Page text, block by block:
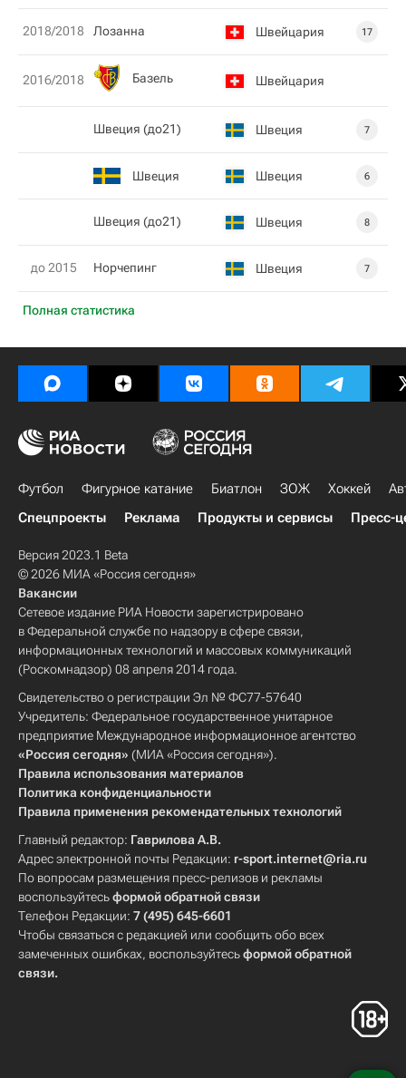
Полная статистика
2018/2018 Лозанна Швейцария 17
2016/2018 Базель Швейцария
Швеция (до21) Швеция 7
Швеция Швеция 6
Швеция (до21) Швеция 8
до 2015 Норчепинг Швеция 7
Футбол Фигурное катание Биатлон ЗОЖ Хоккей
Спецпроекты
Реклама Продукты и сервисы Пресс-
Версия 2023.1 Beta
© 2026 МИА «Россия сегодня»
Вакансии
Сетевое издание РИА Новости зарегистрировано
в Федеральной службе по надзору в сфере связи,
информационных технологий и массовых коммуникаций
(Роскомнадзор) 08 апреля 2014 года.
Свидетельство о регистрации Эл № ФС77-57640
Учредитель: Федеральное государственное унитарное
предприятие Международное информационное агентство
«Россия сегодня» (МИА «Россия сегодня»).
Правила использования материалов
Политика конфиденциальности
Правила применения рекомендательных технологий
Главный редактор: Гаврилова А.В.
Адрес электронной почты Редакции: r-sport.internet@ria.ru
По вопросам размещения пресс-релизов и рекламы
воспользуйтесьформой обратной связи
Телефон Редакции: 7 (495) 645-6601
Чтобы связаться с редакцией или сообщить обо всех
замеченных ошибках, воспользуйтесьформой обратной
связи.